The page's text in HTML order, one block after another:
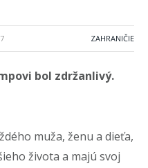
ZAHRANIČIE
bol zdržanlivý.
muža, ženu a dieťa,
života a majú svoj